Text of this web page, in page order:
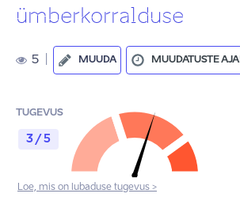
ümberkorralduse
5 MUUDA MUUDATUSTE
TUGEVUS
3 / 5
Loe, mis on lubaduse tugevus >